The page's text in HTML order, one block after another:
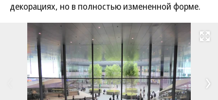
декорациях, но в полностью измененной форме.
Развернуть